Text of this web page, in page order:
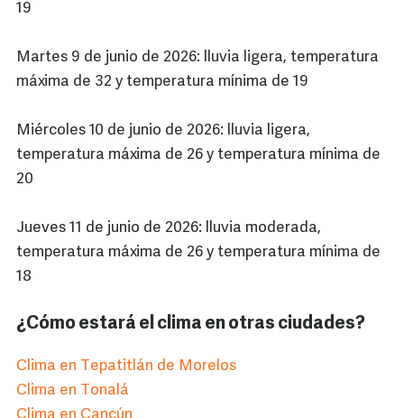
19
Martes 9 de junio de 2026: lluvia ligera, temperatura
máxima de 32 y temperatura mínima de 19
Miércoles 10 de junio de 2026: lluvia ligera,
temperatura máxima de 26 y temperatura mínima de
20
Jueves 11 de junio de 2026: lluvia moderada,
temperatura máxima de 26 y temperatura mínima de
18
¿Cómo estará el clima en otras ciudades?
Clima en Tepatitlán de Morelos
Clima en Tonalá